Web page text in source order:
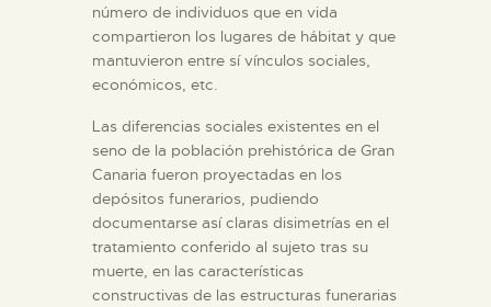
COLECCIONES
DIDÁCTICA
ESPAÑOL
número de individuos que en vida
compartieron los lugares de hábitat y que
mantuvieron entre sí vínculos sociales,
económicos, etc.
Las diferencias sociales existentes en el
seno de la población prehistórica de Gran
Canaria fueron proyectadas en los
depósitos funerarios, pudiendo
documentarse así claras disimetrías en el
tratamiento conferido al sujeto tras su
muerte, en las características
constructivas de las estructuras funerarias